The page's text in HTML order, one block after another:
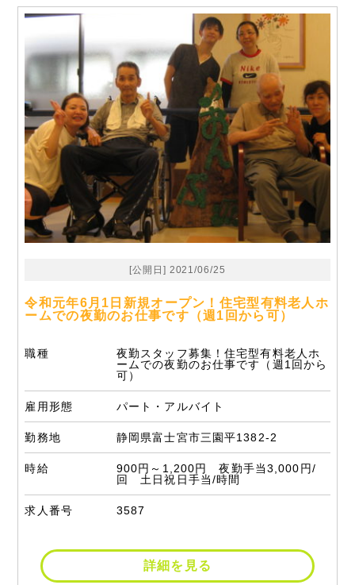
[公開日] 2021/06/25
令和元年6月1日新規オープン！住宅型有料老人ホ
ームでの夜勤のお仕事です（週1回から可）
職種
夜勤スタッフ募集！住宅型有料老人ホ
ームでの夜勤のお仕事です（週1回から
可）
雇用形態 パート・アルバイト
勤務地 静岡県富士宮市三園平1382-2
時給
900円～1,200円 夜勤手当3,000円/
回 土日祝日手当/時間
求人番号 3587
詳細を見る